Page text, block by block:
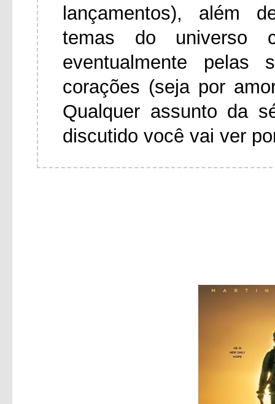
lançamentos), além
temas do universo
eventualmente pelas
corações (seja por
Qualquer assunto da
discutido você vai ver